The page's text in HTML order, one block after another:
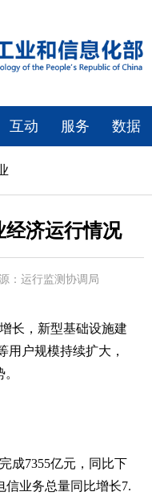
互动 服务 数据
经济运行情况
：运行监测协调局
长，新型基础设施建
用户规模持续扩大，
成7355亿元，同比下
信业务总量同比增长7.